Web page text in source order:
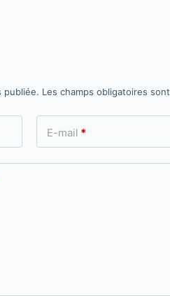
publiée. Les champs obligatoires
E-mail *